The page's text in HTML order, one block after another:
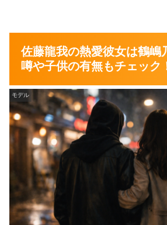
佐藤龍我の熱愛彼女は鶴嶋
噂や子供の有無もチェック
モデル